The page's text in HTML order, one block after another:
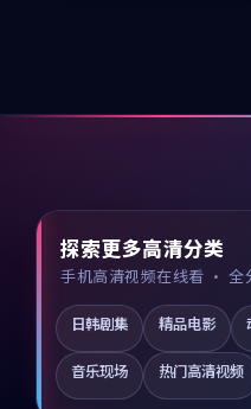
探索更多高清分类
手机高清视频在线看 · 全
日韩剧集 精品电影
音乐现场 热门高清视频